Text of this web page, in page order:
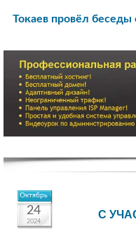
Токаев провёл
Октябрь
24
2024
С